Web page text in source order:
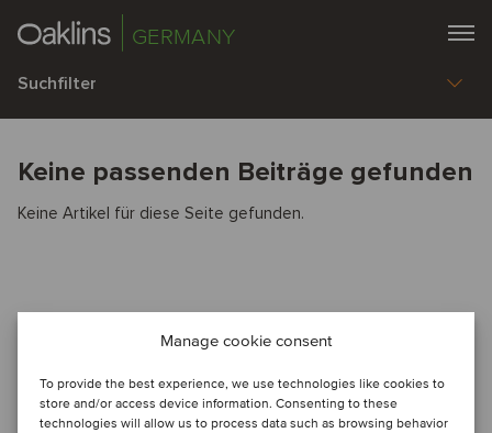
Manage cookie consent
To provide the best experience, we use technologies like cookies to
store and/or access device information. Consenting to these
technologies will allow us to process data such as browsing behavior
GERMANY
Suchfilter
Keine passenden Beiträge gefunden
Keine Artikel für diese Seite gefunden.